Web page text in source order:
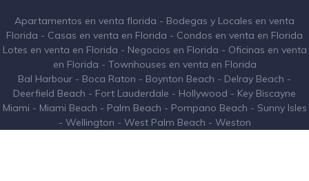
Apartamentos en venta florida - Bodegas y Locales en venta
Florida - Casas en venta en Florida - Condos en venta en Florida
Lotes en venta en Florida - Negocios en Florida - Oficinas en venta
en Florida - Townhouses en venta en Florida
Bal Harbour - Boca Raton - Boynton Beach - Delray Beach -
Deerfield Beach - Fort Lauderdale - Hollywood - Key Biscayne
Miami - Miami Beach - Palm Beach - Pompano Beach - Sunny Isles
- Wellington - West Palm Beach - Weston